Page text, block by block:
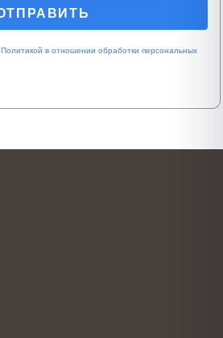
Политикой в отношении обработки персональных